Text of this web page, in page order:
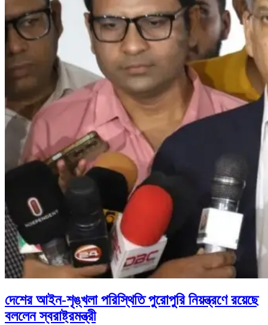
দেশের আইন-শৃঙ্খলা পরিস্থিতি পুরোপুরি নিয়ন্ত্রণে রয়েছে
বললেন স্বরাষ্ট্রমন্ত্রী